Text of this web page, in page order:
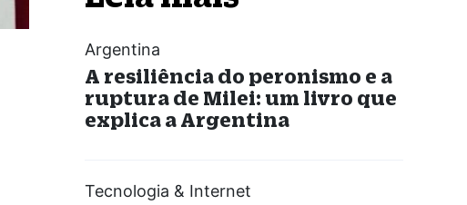
Argentina
A resiliência do peronismo e a
ruptura de Milei: um livro que
explica a Argentina
Tecnologia & Internet